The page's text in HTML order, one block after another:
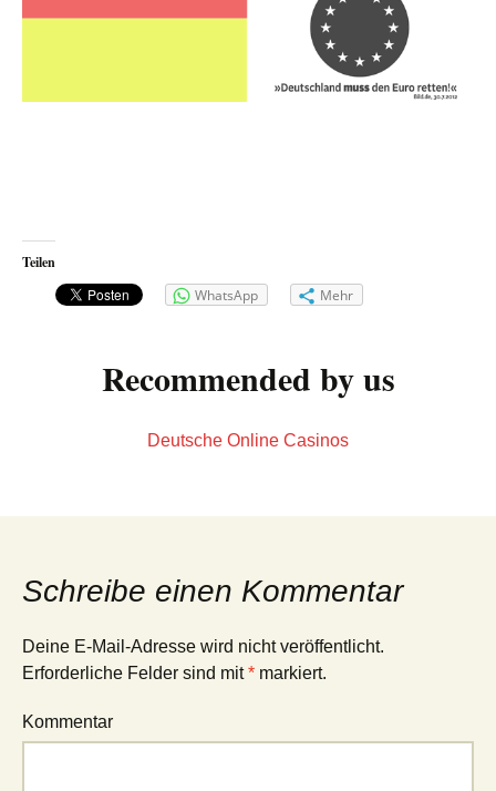
Teilen
WhatsApp
Mehr
Recommended by us
Deutsche Online Casinos
Schreibe einen Kommentar
Deine E-Mail-Adresse wird nicht veröffentlicht.
Erforderliche Felder sind mit* markiert.
Kommentar